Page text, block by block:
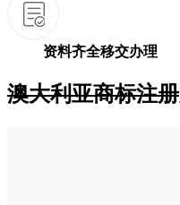
资料齐全移交办理
澳大利亚商标注册